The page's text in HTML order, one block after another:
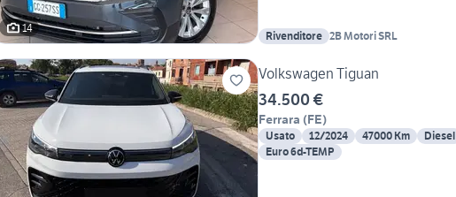
14
Rivenditore 2B Motori SRL
Volkswagen Tiguan
34.500 €
Ferrara (FE)
Usato 12/2024 47000 Km Diesel
Euro 6d-TEMP